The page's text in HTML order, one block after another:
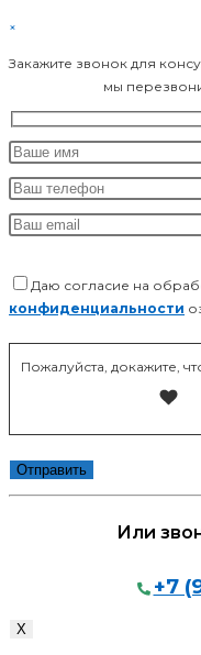
×
Закажите звонок для
мы
Даю согласие на
конфиденциальности
Пожалуйста, докажите,
Или
+7
Х